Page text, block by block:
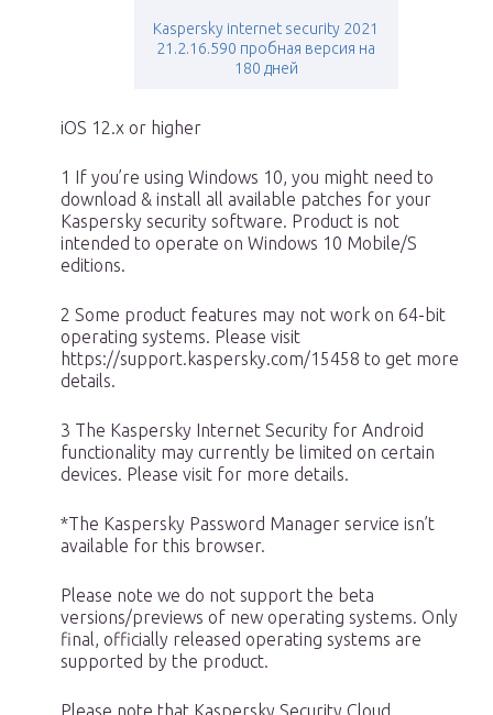
Kaspersky internet security 2021
21.2.16.590 пробная версия на
180 дней
iOS 12.x or higher
1 If you’re using Windows 10, you might need to
download & install all available patches for your
Kaspersky security software. Product is not
intended to operate on Windows 10 Mobile/S
editions.
2 Some product features may not work on 64-bit
operating systems. Please visit
https://support.kaspersky.com/15458 to get more
details.
3 The Kaspersky Internet Security for Android
functionality may currently be limited on certain
devices. Please visit for more details.
*The Kaspersky Password Manager service isn’t
available for this browser.
Please note we do not support the beta
versions/previews of new operating systems. Only
final, officially released operating systems are
supported by the product.
Please note that Kaspersky Security Cloud